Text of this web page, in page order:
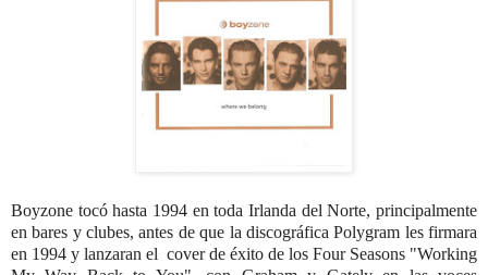
Boyzone tocó hasta 1994 en toda Irlanda del Norte, principalmente
en bares y clubes, antes de que la discográfica Polygram les firmara
en 1994 y lanzaran el cover de éxito de los Four Seasons "Working